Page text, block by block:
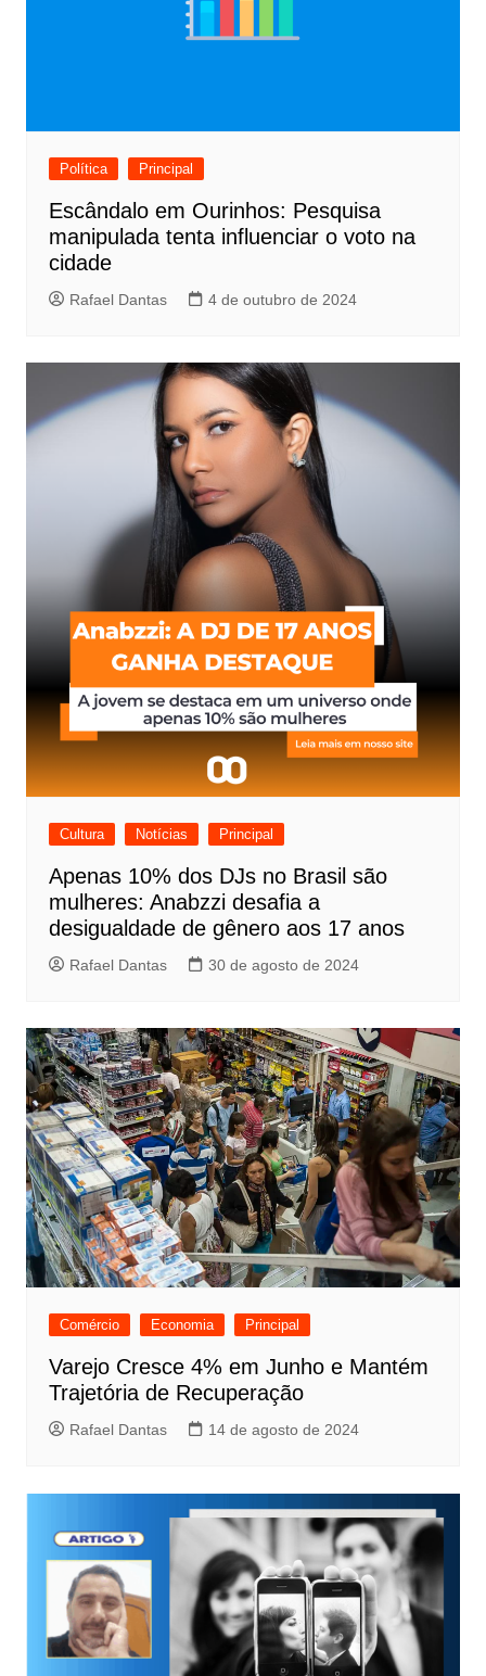
Política Principal
Escândalo em Ourinhos: Pesquisa
manipulada tenta influenciar o voto na
cidade
Rafael Dantas 4 de outubro de 2024
Cultura Notícias Principal
Apenas 10% dos DJs no Brasil são
mulheres: Anabzzi desafia a
desigualdade de gênero aos 17 anos
Rafael Dantas 30 de agosto de 2024
Comércio Economia Principal
Varejo Cresce 4% em Junho e Mantém
Trajetória de Recuperação
Rafael Dantas 14 de agosto de 2024